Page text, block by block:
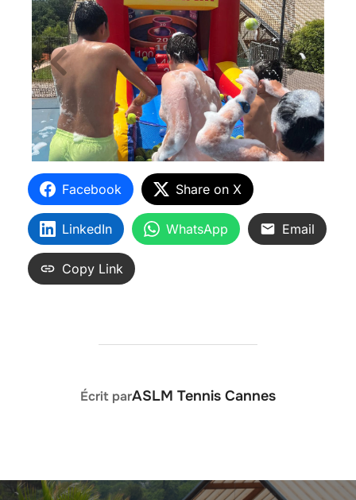
Facebook Share on X
LinkedIn WhatsApp Email
Copy Link
AUTEUR DE LA PUBLICATION
Écrit parASLM Tennis Cannes